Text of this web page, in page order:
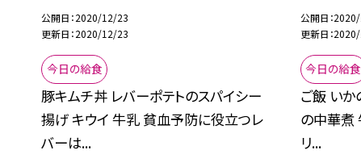
公開日 2020/12/23
更新日 2020/12/23
今日の給食
豚キムチ丼 レバーポテトのスパイシー
揚げ キウイ 牛乳 貧血予防に役立つレ
バーは...
公開日
更新日
今日の給食
ご飯 いか
の中華煮
リ...